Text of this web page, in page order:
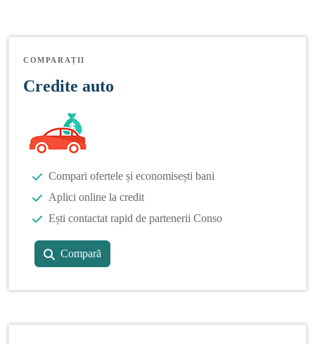
COMPARAȚII
Credite auto
Compari ofertele și economisești bani
Aplici online la credit
Ești contactat rapid de partenerii Conso
Compară